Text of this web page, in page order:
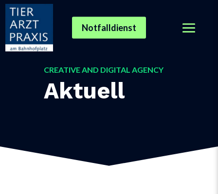
Notfalldienst
CREATIVE AND DIGITAL AGENCY
Aktuell